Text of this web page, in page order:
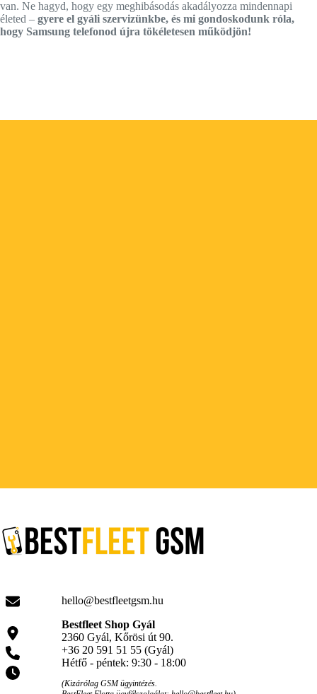
van. Ne hagyd, hogy egy meghibásodás akadályozza mindennapi
életed – gyere el gyáli szervizünkbe, és mi gondoskodunk róla,
hogy Samsung telefonod újra tökéletesen működjön!
hello@bestfleetgsm.hu
Bestfleet Shop Gyál
2360 Gyál, Kőrösi út 90.
+36 20 591 51 55 (Gyál)
Hétfő - péntek: 9:30 - 18:00
(Kizárólag GSM ügyintézés.